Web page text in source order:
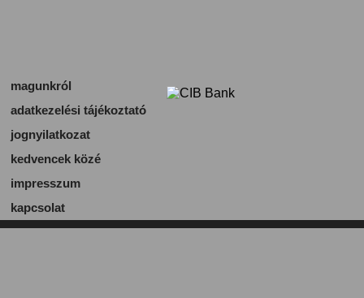
magunkról
adatkezelési tájékoztató
jognyilatkozat
kedvencek közé
impresszum
kapcsolat